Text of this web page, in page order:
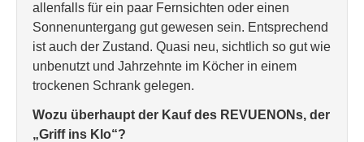
allenfalls für ein paar Fernsichten oder einen
Sonnenuntergang gut gewesen sein. Entsprechend
ist auch der Zustand. Quasi neu, sichtlich so gut wie
unbenutzt und Jahrzehnte im Köcher in einem
trockenen Schrank gelegen.
Wozu überhaupt der Kauf des REVUENONs, der
„Griff ins Klo“?